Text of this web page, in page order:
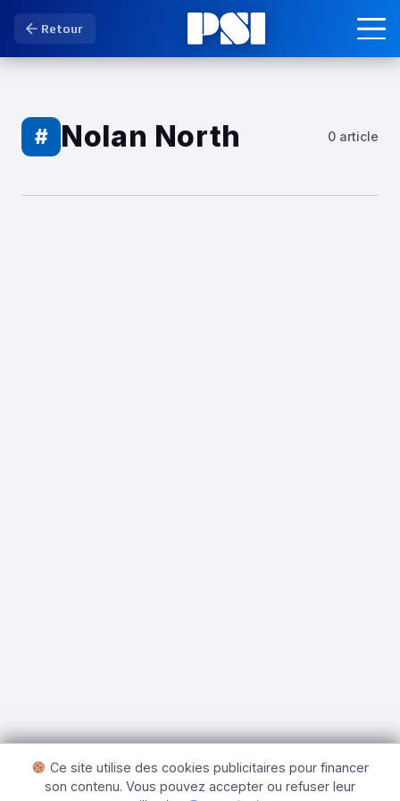
Retour
# Nolan North 0 article
Ce site utilise des cookies publicitaires pour financer
son contenu. Vous pouvez accepter ou refuser leur